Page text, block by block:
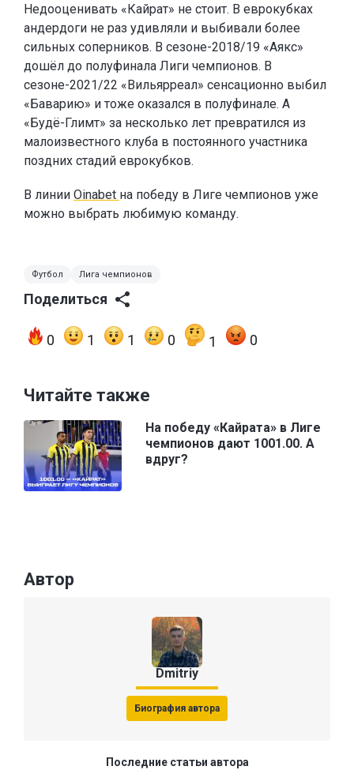
Недооценивать «Кайрат» не стоит. В еврокубках
андердоги не раз удивляли и выбивали более
сильных соперников. В сезоне-2018/19 «Аякс»
дошёл до полуфинала Лиги чемпионов. В
сезоне-2021/22 «Вильярреал» сенсационно выбил
«Баварию» и тоже оказался в полуфинале. А
«Будё-Глимт» за несколько лет превратился из
малоизвестного клуба в постоянного участника
поздних стадий еврокубков.
В линии Oinabet на победу в Лиге чемпионов уже
можно выбрать любимую команду.
Футбол Лига чемпионов
Поделиться
0 1 1 0 1 0
Читайте также
На победу «Кайрата» в Лиге
чемпионов дают 1001.00. А
вдруг?
Автор
Dmitriy
Биография автора
Последние статьи автора